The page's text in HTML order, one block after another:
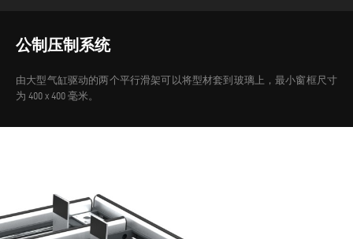
公制压制系统
由大型气缸驱动的两个平行滑架可以将型材套到玻璃上，最小窗框尺寸
为 400 x 400 毫米。